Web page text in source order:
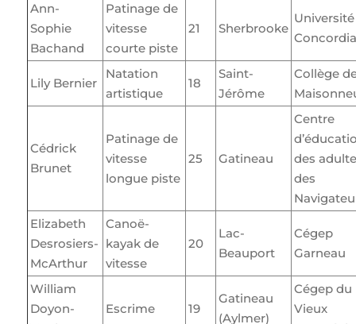
Ann-
Sophie
Bachand
Patinage de
vitesse
courte piste
21 Sherbrooke
Université
Concordia
Lily Bernier
Natation
artistique
18
Saint-
Jérôme
Collège
Cédrick
Brunet
Patinage de
vitesse
longue piste
25 Gatineau
Centre
des
des
Elizabeth
Desrosiers-
McArthur
Canoë-
kayak de
vitesse
20
Lac-
Beauport
Cégep
Garneau
William
Doyon-
Escrime 19
Gatineau
(Aylmer)
Cégep du
Vieux